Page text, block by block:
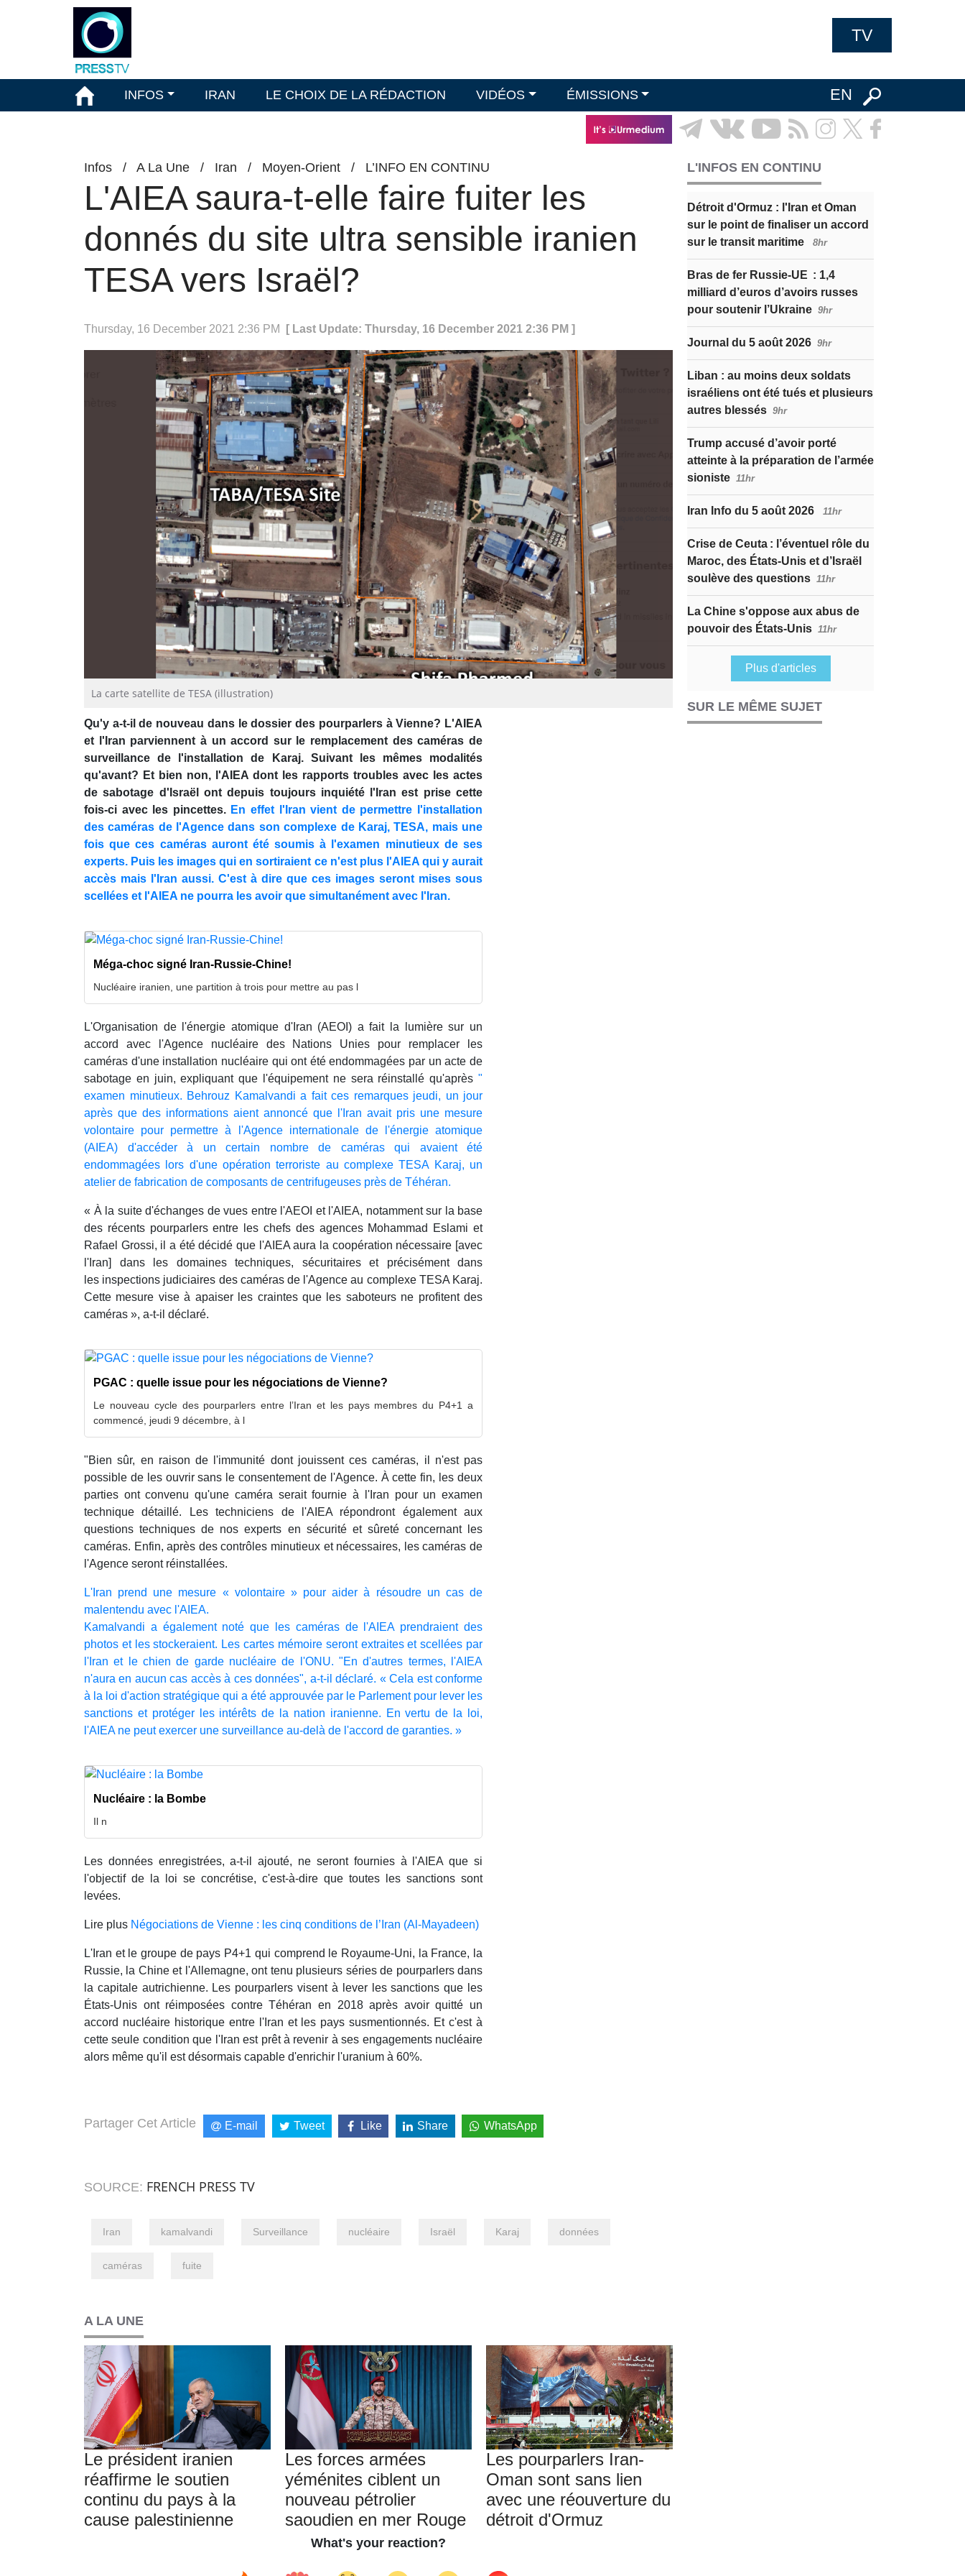
TV
INFOS IRAN LE CHOIX DE LA RÉDACTION VIDÉOS ÉMISSIONS EN
Infos / A La Une / Iran / Moyen-Orient / L’INFO EN CONTINU
L'AIEA saura-t-elle faire fuiter les
donnés du site ultra sensible iranien
TESA vers Israël?
Thursday, 16 December 2021 2:36 PM [ Last Update: Thursday, 16 December 2021 2:36 PM ]
La carte satellite de TESA (illustration)
Qu'y a-t-il de nouveau dans le dossier des pourparlers à Vienne? L'AIEA
et l'Iran parviennent à un accord sur le remplacement des caméras de
surveillance de l'installation de Karaj. Suivant les mêmes modalités
qu'avant? Et bien non, l'AIEA dont les rapports troubles avec les actes
de sabotage d'Israël ont depuis toujours inquiété l'Iran est prise cette
fois-ci avec les pincettes. En effet l'Iran vient de permettre l'installation
des caméras de l'Agence dans son complexe de Karaj, TESA, mais une
fois que ces caméras auront été soumis à l'examen minutieux de ses
experts. Puis les images qui en sortiraient ce n'est plus l'AIEA qui y aurait
accès mais l'Iran aussi. C'est à dire que ces images seront mises sous
scellées et l'AIEA ne pourra les avoir que simultanément avec l'Iran.
Méga-choc signé Iran-Russie-Chine!
Nucléaire iranien, une partition à trois pour mettre au pas l
L'Organisation de l'énergie atomique d'Iran (AEOI) a fait la lumière sur un
accord avec l'Agence nucléaire des Nations Unies pour remplacer les
caméras d'une installation nucléaire qui ont été endommagées par un acte de
sabotage en juin, expliquant que l'équipement ne sera réinstallé qu'après "
examen minutieux. Behrouz Kamalvandi a fait ces remarques jeudi, un jour
après que des informations aient annoncé que l'Iran avait pris une mesure
volontaire pour permettre à l'Agence internationale de l'énergie atomique
(AIEA) d'accéder à un certain nombre de caméras qui avaient été
endommagées lors d'une opération terroriste au complexe TESA Karaj, un
atelier de fabrication de composants de centrifugeuses près de Téhéran.
« À la suite d'échanges de vues entre l'AEOI et l'AIEA, notamment sur la base
des récents pourparlers entre les chefs des agences Mohammad Eslami et
Rafael Grossi, il a été décidé que l'AIEA aura la coopération nécessaire [avec
l'Iran] dans les domaines techniques, sécuritaires et précisément dans
les inspections judiciaires des caméras de l'Agence au complexe TESA Karaj.
Cette mesure vise à apaiser les craintes que les saboteurs ne profitent des
caméras », a-t-il déclaré.
PGAC : quelle issue pour les négociations de Vienne?
Le nouveau cycle des pourparlers entre l’Iran et les pays membres du P4+1 a
commencé, jeudi 9 décembre, à l
"Bien sûr, en raison de l'immunité dont jouissent ces caméras, il n'est pas
possible de les ouvrir sans le consentement de l'Agence. À cette fin, les deux
parties ont convenu qu'une caméra serait fournie à l'Iran pour un examen
technique détaillé. Les techniciens de l'AIEA répondront également aux
questions techniques de nos experts en sécurité et sûreté concernant les
caméras. Enfin, après des contrôles minutieux et nécessaires, les caméras de
l'Agence seront réinstallées.
L'Iran prend une mesure « volontaire » pour aider à résoudre un cas de
malentendu avec l'AIEA.
Kamalvandi a également noté que les caméras de l'AIEA prendraient des
photos et les stockeraient. Les cartes mémoire seront extraites et scellées par
l'Iran et le chien de garde nucléaire de l'ONU. "En d'autres termes, l'AIEA
n'aura en aucun cas accès à ces données", a-t-il déclaré. « Cela est conforme
à la loi d'action stratégique qui a été approuvée par le Parlement pour lever les
sanctions et protéger les intérêts de la nation iranienne. En vertu de la loi,
l'AIEA ne peut exercer une surveillance au-delà de l'accord de garanties. »
Nucléaire : la Bombe
Il n
Les données enregistrées, a-t-il ajouté, ne seront fournies à l'AIEA que si
l'objectif de la loi se concrétise, c'est-à-dire que toutes les sanctions sont
levées.
Lire plus Négociations de Vienne : les cinq conditions de l’Iran (Al-Mayadeen)
L'Iran et le groupe de pays P4+1 qui comprend le Royaume-Uni, la France, la
Russie, la Chine et l'Allemagne, ont tenu plusieurs séries de pourparlers dans
la capitale autrichienne. Les pourparlers visent à lever les sanctions que les
États-Unis ont réimposées contre Téhéran en 2018 après avoir quitté un
accord nucléaire historique entre l'Iran et les pays susmentionnés. Et c'est à
cette seule condition que l'Iran est prêt à revenir à ses engagements nucléaire
alors même qu'il est désormais capable d'enrichir l'uranium à 60%.
Partager Cet Article E-mail Tweet Like Share WhatsApp
SOURCE: FRENCH PRESS TV
Iran kamalvandi Surveillance nucléaire Israël Karaj données
caméras fuite
A LA UNE
Le président iranien
réaffirme le soutien
continu du pays à la
cause palestinienne
Les forces armées
yéménites ciblent un
nouveau pétrolier
saoudien en mer Rouge
Les pourparlers Iran-
Oman sont sans lien
avec une réouverture du
détroit d'Ormuz
L'INFOS EN CONTINU
Détroit d'Ormuz : l'Iran et Oman
sur le point de finaliser un accord
sur le transit maritime
8hr
Bras de fer Russie-UE : 1,4
milliard d’euros d’avoirs russes
pour soutenir l’Ukraine 9hr
Journal du 5 août 2026 9hr
Liban : au moins deux soldats
israéliens ont été tués et plusieurs
autres blessés 9hr
Trump accusé d’avoir porté
atteinte à la préparation de l’armée
sioniste 11hr
Iran Info du 5 août 2026 11hr
Crise de Ceuta : l’éventuel rôle du
Maroc, des États-Unis et d’Israël
soulève des questions 11hr
La Chine s'oppose aux abus de
pouvoir des États-Unis 11hr
Plus d'articles
SUR LE MÊME SUJET